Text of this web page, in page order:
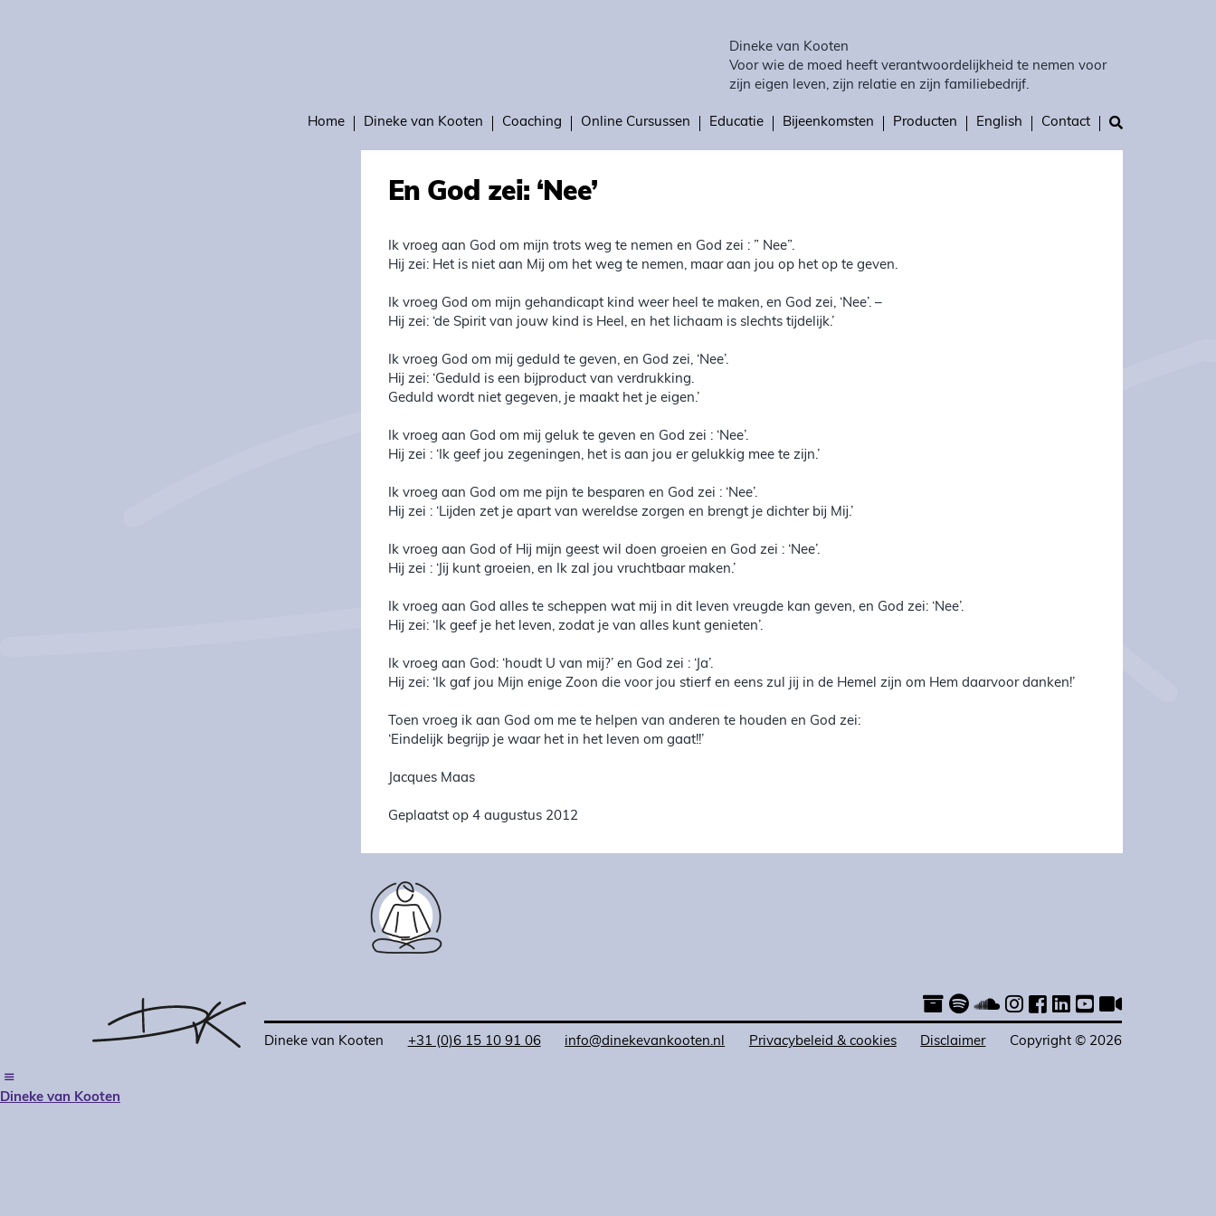
Dineke van Kooten
Voor wie de moed heeft verantwoordelijkheid te nemen voor
zijn eigen leven, zijn relatie en zijn familiebedrijf.
Home Dineke van Kooten Coaching Online Cursussen Educatie Bijeenkomsten Producten English Contact
En God zei: ‘Nee’
Ik vroeg aan God om mijn trots weg te nemen en God zei : ” Nee”.
Hij zei: Het is niet aan Mij om het weg te nemen, maar aan jou op het op te geven.
Ik vroeg God om mijn gehandicapt kind weer heel te maken, en God zei, ‘Nee’. –
Hij zei: ‘de Spirit van jouw kind is Heel, en het lichaam is slechts tijdelijk.’
Ik vroeg God om mij geduld te geven, en God zei, ‘Nee’.
Hij zei: ‘Geduld is een bijproduct van verdrukking.
Geduld wordt niet gegeven, je maakt het je eigen.’
Ik vroeg aan God om mij geluk te geven en God zei : ‘Nee’.
Hij zei : ‘Ik geef jou zegeningen, het is aan jou er gelukkig mee te zijn.’
Ik vroeg aan God om me pijn te besparen en God zei : ‘Nee’.
Hij zei : ‘Lijden zet je apart van wereldse zorgen en brengt je dichter bij Mij.’
Ik vroeg aan God of Hij mijn geest wil doen groeien en God zei : ‘Nee’.
Hij zei : ‘Jij kunt groeien, en Ik zal jou vruchtbaar maken.’
Ik vroeg aan God alles te scheppen wat mij in dit leven vreugde kan geven, en God zei: ‘Nee’.
Hij zei: ‘Ik geef je het leven, zodat je van alles kunt genieten’.
Ik vroeg aan God: ‘houdt U van mij?’ en God zei : ‘Ja’.
Hij zei: ‘Ik gaf jou Mijn enige Zoon die voor jou stierf en eens zul jij in de Hemel zijn om Hem daarvoor danken!’
Toen vroeg ik aan God om me te helpen van anderen te houden en God zei:
‘Eindelijk begrijp je waar het in het leven om gaat!!’
Jacques Maas
Geplaatst op 4 augustus 2012
Dineke van Kooten +31 (0)6 15 10 91 06 info@dinekevankooten.nl Privacybeleid & cookies Disclaimer Copyright © 2026
Dineke van Kooten